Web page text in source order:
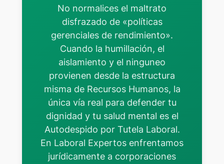
No normalices el maltrato
disfrazado de «políticas
gerenciales de rendimiento».
Cuando la humillación, el
aislamiento y el ninguneo
provienen desde la estructura
misma de Recursos Humanos, la
única vía real para defender tu
dignidad y tu salud mental es el
Autodespido por Tutela Laboral.
En Laboral Expertos enfrentamos
jurídicamente a corporaciones